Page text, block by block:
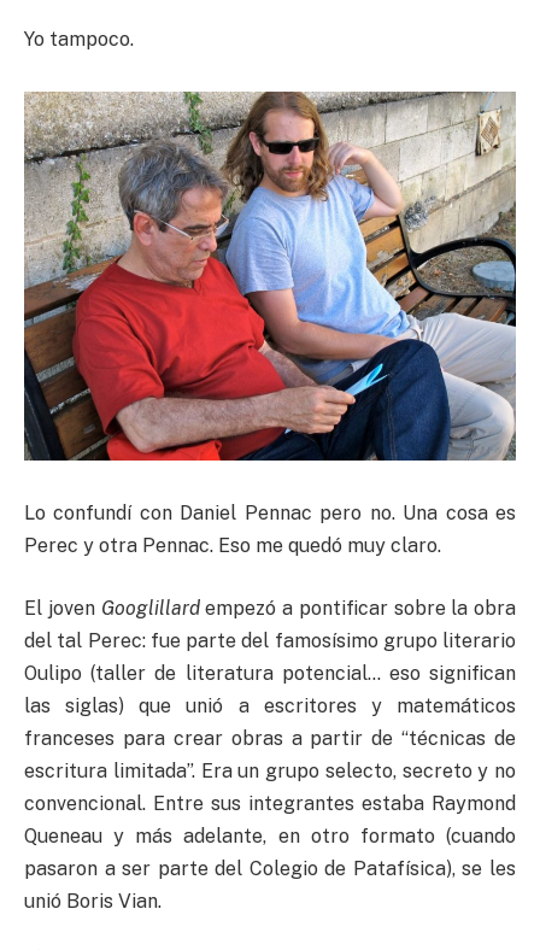
Yo tampoco.
Lo confundí con Daniel Pennac pero no. Una cosa es
Perec y otra Pennac. Eso me quedó muy claro.
El joven Googlillardempezó a pontificar sobre la obra
del tal Perec: fue parte del famosísimo grupo literario
Oulipo (taller de literatura potencial… eso significan
las siglas) que unió a escritores y matemáticos
franceses para crear obras a partir de “técnicas de
escritura limitada”. Era un grupo selecto, secreto y no
convencional. Entre sus integrantes estaba Raymond
Queneau y más adelante, en otro formato (cuando
pasaron a ser parte del Colegio de Patafísica), se les
unió Boris Vian.